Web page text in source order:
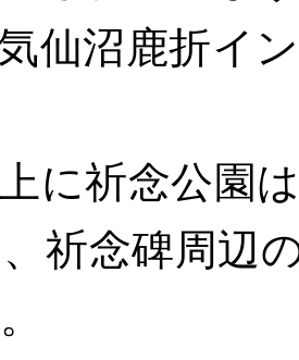
仙沼鹿折イ
に祈念公園
祈念碑周辺